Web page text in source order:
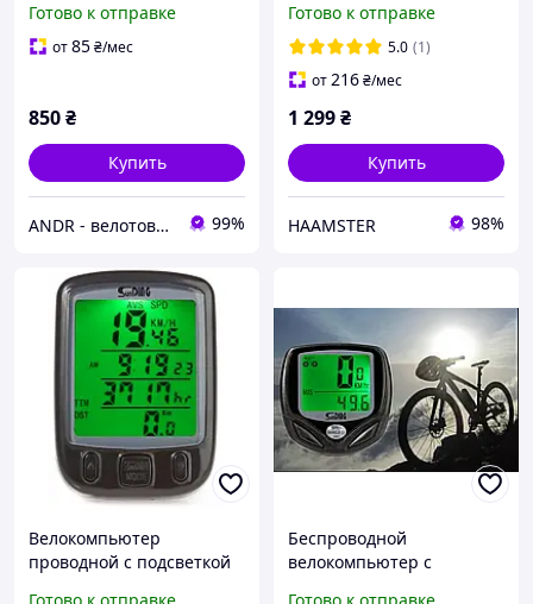
Готово к отправке
от85₴/мес
850₴
Купить
ANDR - велотовары та умный дом 99%
с Led подсветкой и 8-м
увеличением
Готово к отправке
5.0 (1)
от216₴/мес
1 299₴
Купить
HAAMSTER 98%
Велокомпьютер
проводной с подсветкой
Беспроводной
велокомпьютер с